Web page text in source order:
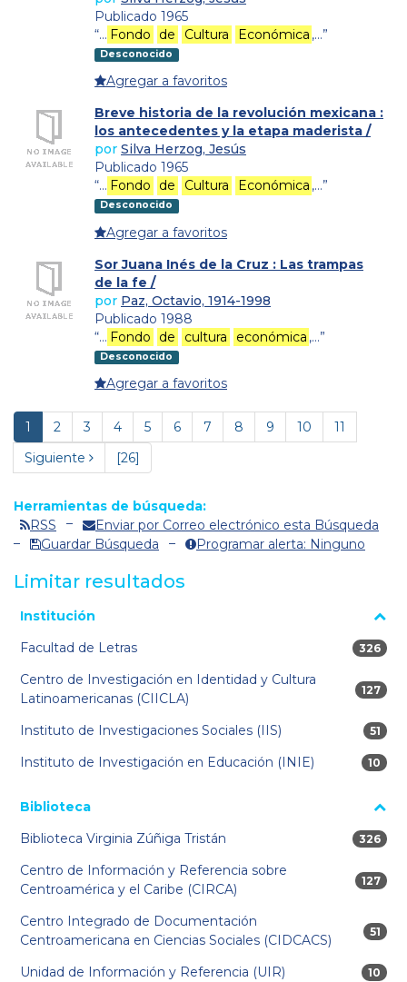
Publicado 1965
“… Fondo de Cultura Económica ,…”
Desconocido
Agregar a favoritos
Breve historia de la revolución mexicana :
los antecedentes y la etapa maderista /
por Silva Herzog, Jesús
Publicado 1965
“… Fondo de Cultura Económica ,…”
Desconocido
Agregar a favoritos
Sor Juana Inés de la Cruz : Las trampas
de la fe /
por Paz, Octavio, 1914-1998
Publicado 1988
“… Fondo de cultura económica ,…”
Desconocido
Agregar a favoritos
1 2 3 4 5 6 7 8 9 10
11
Siguiente
[26]
Herramientas de búsqueda:
RSS
Enviar por Correo electrónico esta Búsqueda
Guardar Búsqueda
Programar alerta: Ninguno
Limitar resultados
La página se volverá a cargar cuando se seleccione o excluya
Institución
Facultad de Letras
326
326
Centro de Investigación en Identidad y Cultura
Latinoamericanas (CIICLA)
127
127
Instituto de Investigaciones Sociales (IIS) 51
51
Instituto de Investigación en Educación (INIE) 10
10
Biblioteca
Biblioteca Virginia Zúñiga Tristán
326
326
Centro de Información y Referencia sobre
Centroamérica y el Caribe (CIRCA)
127
127
Centro Integrado de Documentación
Centroamericana en Ciencias Sociales (CIDCACS)
51
51
Unidad de Información y Referencia (UIR) 10
10